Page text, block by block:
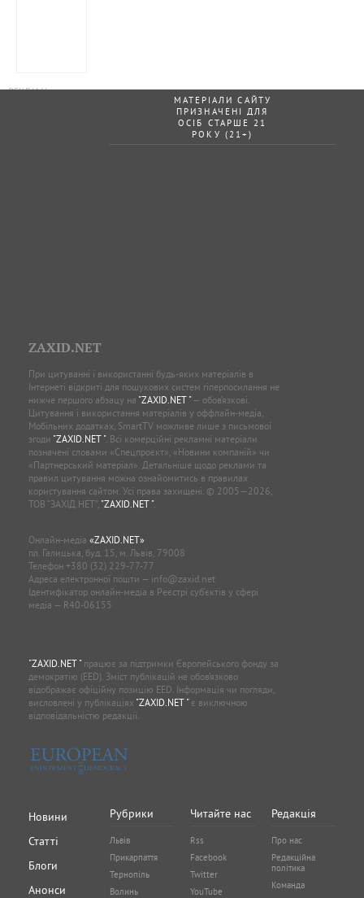
МАТЕРІАЛИ САЙТУ
ПРИЗНАЧЕНІ ДЛЯ
ОСІБ СТАРШЕ 21
РОКУ (21+)
ZAXID.NET
При цитуванні і використанні будь-яких матеріалів в
Інтернеті відкриті для пошукових систем гіперпосилання не
нижче першого абзацу на "ZAXID.NET "— обов’язкові.
Цитування і використання матеріалів у оффлайн-медіа,
Мобільних додатках, SmartTV можливе лише з письмової
згоди "ZAXID.NET ". Всі комерційні рекламні матеріали
позначені словами «Спецпроєкт», «Новини компаній» чи
«Партнерський матеріал». Детальніше щодо реклами та
правил цитування можна ознайомитись в правилах
користування сайтом. Усі права захищені. © 2005—2026,
ТОВ “ЗАХІД.НЕТ”, "ZAXID.NET ".
Онлайн-медіа «ZAXID.NET»
пл. Галицька, буд. 15, м. Львів, 79008
Телефон +380 (32) 229-77-77
Адреса електронної пошти — info@zaxid.net
Ідентифікатор онлайн-медіа в Реєстрі суб'єктів у сфері
медіа — R40-06155
"ZAXID.NET "працює за підтримки Європейського фонду за
демократію (EED). Зміст публікацій не обов’язково
відображає офіційну позицію EED. Інформація чи погляди,
висловлені у публікаціях "ZAXID.NET "є виключною
відповідальністю редакції.
Новини
Статті
Блоги
Анонси
Рубрики
Львів
Прикарпаття
Тернопіль
Волинь
Читайте нас
Rss
Facebook
Twitter
YouTube
Редакція
Про нас
Редакційна
політика
Команда